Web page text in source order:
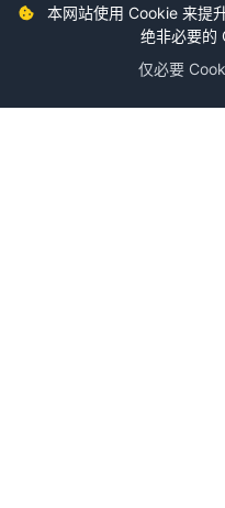
本网站使用 Cookie 来提
绝非必要的
仅必要